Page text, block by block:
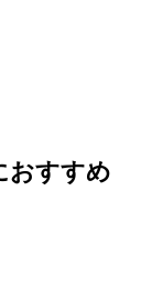
おすすめ